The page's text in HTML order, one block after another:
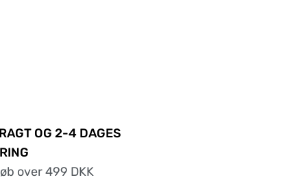
OG 2-4 DAGES
over 499 DKK